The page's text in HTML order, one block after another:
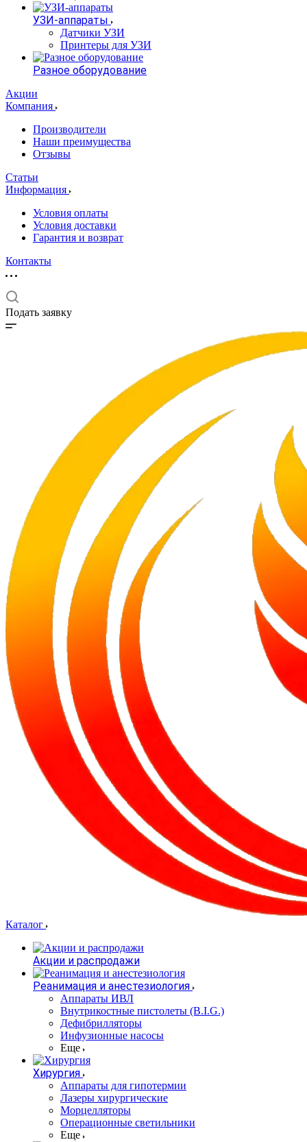
УЗИ-аппараты
Датчики УЗИ
Принтеры для УЗИ
Разное оборудование
Акции
Компания
Производители
Наши преимущества
Отзывы
Статьи
Информация
Условия оплаты
Условия доставки
Гарантия и возврат
Контакты
Подать заявку
Каталог
Акции и распродажи
Реанимация и анестезиология
Аппараты ИВЛ
Внутрикостные пистолеты (B.I.G.)
Дефибрилляторы
Инфузионные насосы
Еще
Хирургия
Аппараты для гипотермии
Лазеры хирургические
Морцелляторы
Операционные светильники
Еще